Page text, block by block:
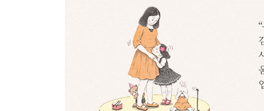
아이의 외모 고민을 악화시켰습니다
콤플렉스를 만드는 말
“우리 딸, 너무 못났다”
자녀 외모를 악평하면 실례입니다